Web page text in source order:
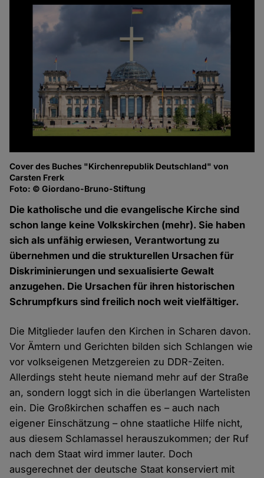
Cover des Buches "Kirchenrepublik Deutschland" von
Carsten Frerk
Foto: © Giordano-Bruno-Stiftung
Die katholische und die evangelische Kirche sind
schon lange keine Volkskirchen (mehr). Sie haben
sich als unfähig erwiesen, Verantwortung zu
übernehmen und die strukturellen Ursachen für
Diskriminierungen und sexualisierte Gewalt
anzugehen. Die Ursachen für ihren historischen
Schrumpfkurs sind freilich noch weit vielfältiger.
Die Mitglieder laufen den Kirchen in Scharen davon.
Vor Ämtern und Gerichten bilden sich Schlangen wie
vor volkseigenen Metzgereien zu DDR-Zeiten.
Allerdings steht heute niemand mehr auf der Straße
an, sondern loggt sich in die überlangen Wartelisten
ein. Die Großkirchen schaffen es – auch nach
eigener Einschätzung – ohne staatliche Hilfe nicht,
aus diesem Schlamassel herauszukommen; der Ruf
nach dem Staat wird immer lauter. Doch
ausgerechnet der deutsche Staat konserviert mit